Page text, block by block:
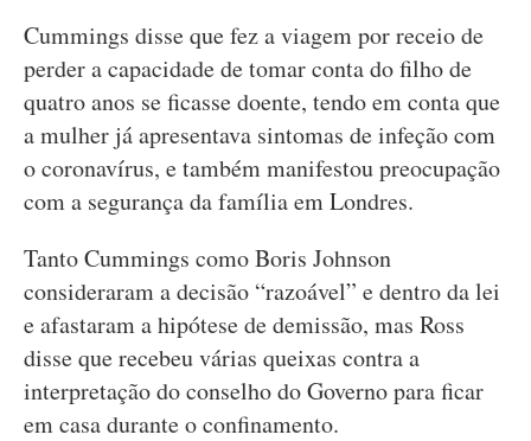
Cummings disse que fez a viagem por receio de
perder a capacidade de tomar conta do filho de
quatro anos se ficasse doente, tendo em conta que
a mulher já apresentava sintomas de infeção com
o coronavírus, e também manifestou preocupação
com a segurança da família em Londres.
Tanto Cummings como Boris Johnson
consideraram a decisão “razoável” e dentro da lei
e afastaram a hipótese de demissão, mas Ross
disse que recebeu várias queixas contra a
interpretação do conselho do Governo para ficar
em casa durante o confinamento.